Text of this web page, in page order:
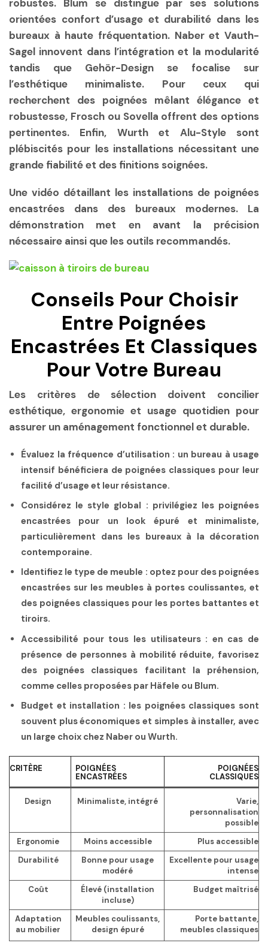
robustes. Blum se distingue par ses solutions
orientées confort d’usage et durabilité dans les
bureaux à haute fréquentation. Naber et Vauth-
Sagel innovent dans l’intégration et la modularité
tandis que Gehör-Design se focalise sur
l’esthétique minimaliste. Pour ceux qui
recherchent des poignées mêlant élégance et
robustesse, Frosch ou Sovella offrent des options
pertinentes. Enfin, Wurth et Alu-Style sont
plébiscités pour les installations nécessitant une
grande fiabilité et des finitions soignées.
Une vidéo détaillant les installations de poignées
encastrées dans des bureaux modernes. La
démonstration met en avant la précision
nécessaire ainsi que les outils recommandés.
Conseils Pour Choisir
Entre Poignées
Encastrées Et Classiques
Pour Votre Bureau
Les critères de sélection doivent concilier
esthétique, ergonomie et usage quotidien pour
assurer un aménagement fonctionnel et durable.
Évaluez la fréquence d’utilisation : un bureau à usage
intensif bénéficiera de poignées classiques pour leur
facilité d’usage et leur résistance.
Considérez le style global : privilégiez les poignées
encastrées pour un look épuré et minimaliste,
particulièrement dans les bureaux à la décoration
contemporaine.
Identifiez le type de meuble : optez pour des poignées
encastrées sur les meubles à portes coulissantes, et
des poignées classiques pour les portes battantes et
tiroirs.
Accessibilité pour tous les utilisateurs: en cas de
présence de personnes à mobilité réduite, favorisez
des poignées classiques facilitant la préhension,
comme celles proposées par Häfele ou Blum.
Budget et installation : les poignées classiques sont
souvent plus économiques et simples à installer, avec
un large choix chez Naber ou Wurth.
CRITÈRE
POIGNÉES
ENCASTRÉES
POIGNÉES
CLASSIQUES
Design Minimaliste, intégré
Varie,
personnalisation
possible
Ergonomie
Moins accessible
Plus accessible
Durabilité
Bonne pour usage
modéré
Excellente pour usage
intense
Coût
Élevé (installation
incluse)
Budget maîtrisé
Adaptation
au mobilier
Meubles coulissants,
design épuré
Porte battante,
meubles classiques